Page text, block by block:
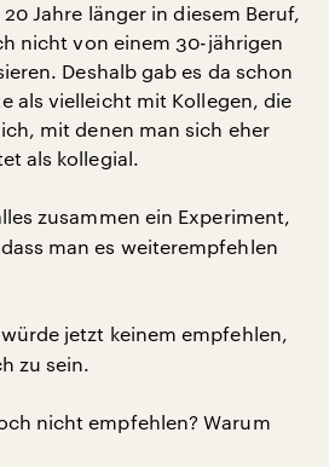
Jahre länger in diesem Beruf,
nicht von einem 30-jährigen
Deshalb gab es da schon
als vielleicht mit Kollegen, die
mit denen man sich eher
als kollegial.
zusammen ein Experiment,
man es weiterempfehlen
jetzt keinem empfehlen,
zu sein.
nicht empfehlen? Warum